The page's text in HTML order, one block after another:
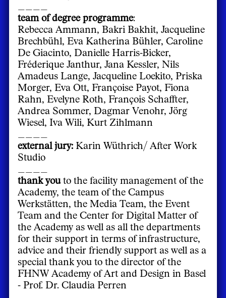
team of degree programme:
Rebecca Ammann, Bakri Bakhit, Jacqueline
Brechbühl, Eva Katherina Bühler, Caroline
De Giacinto, Danielle Harris-Bicker,
Fréderique Janthur, Jana Kessler, Nils
Amadeus Lange, Jacqueline Loekito, Priska
Morger, Eva Ott, Françoise Payot, Fiona
Rahn, Evelyne Roth, François Schaffter,
Andrea Sommer, Dagmar Venohr, Jörg
Wiesel, Iva Wili, Kurt Zihlmann
external jury:Karin Wüthrich/ After Work
Studio
thank youto the facility management of the
Academy, the team of the Campus
Werkstätten, the Media Team, the Event
Team and the Center for Digital Matter of
the Academy as well as all the departments
for their support in terms of infrastructure,
advice and their friendly support as well as a
special thank you to the director of the
FHNW Academy of Art and Design in Basel
- Prof. Dr. Claudia Perren